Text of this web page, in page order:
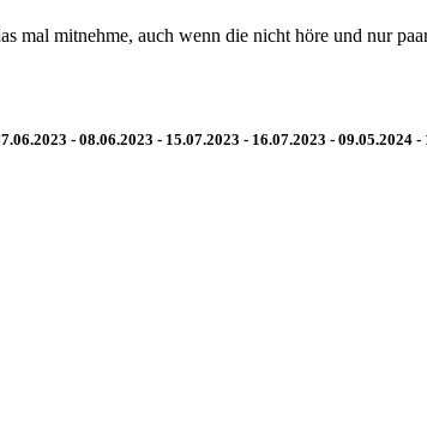
mal mitnehme, auch wenn die nicht höre und nur
- 08.06.2023 - 15.07.2023 - 16.07.2023 - 09.05.2024